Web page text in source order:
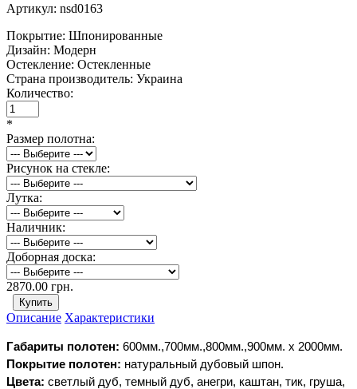
Артикул: nsd0163
Покрытие: Шпонированные
Дизайн: Модерн
Остекление: Остекленные
Страна производитель: Украина
Количество:
*
Размер полотна:
Рисунок на стекле:
Лутка:
Наличник:
Доборная доска:
2870.00 грн.
Описание Характеристики
Габариты полотен: 600мм.,700мм.,800мм.,900мм. х 2000мм.
Покрытие полотен: натуральный дубовый шпон.
Цвета: светлый дуб, темный дуб, анегри, каштан, тик, груша,